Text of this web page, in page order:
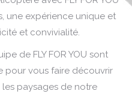
une expérience unique et
et convivialité.
de FLY FOR YOU sont
pour vous faire découvrir
paysages de notre